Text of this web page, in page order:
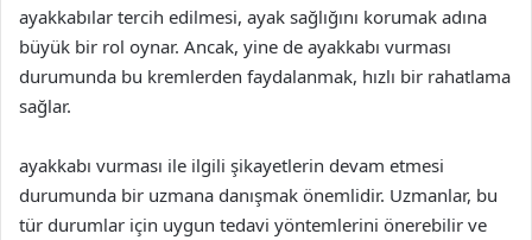
ayakkabılar tercih edilmesi, ayak sağlığını korumak adına
büyük bir rol oynar. Ancak, yine de ayakkabı vurması
durumunda bu kremlerden faydalanmak, hızlı bir rahatlama
sağlar.
ayakkabı vurması ile ilgili şikayetlerin devam etmesi
durumunda bir uzmana danışmak önemlidir. Uzmanlar, bu
tür durumlar için uygun tedavi yöntemlerini önerebilir ve